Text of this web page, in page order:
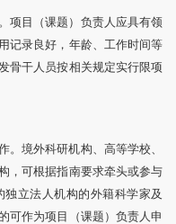
项目（课题）负责人应具有领
记录良好，年龄、工作时间等
骨干人员按相关规定实行限项
。境外科研机构、高等学校、
，可根据指南要求牵头或参与
立法人机构的外籍科学家及
可作为项目（课题）负责人申